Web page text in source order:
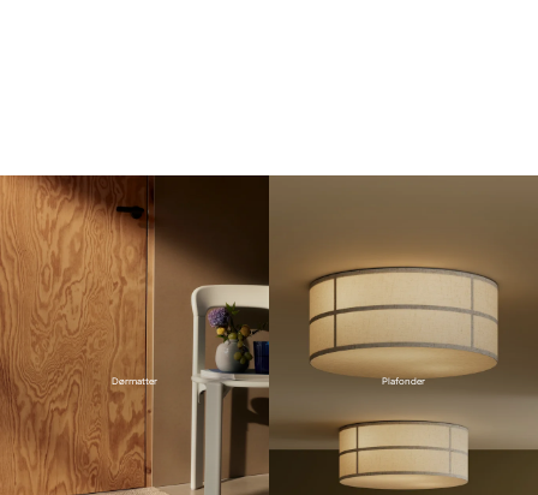
Dørmatter Plafonder